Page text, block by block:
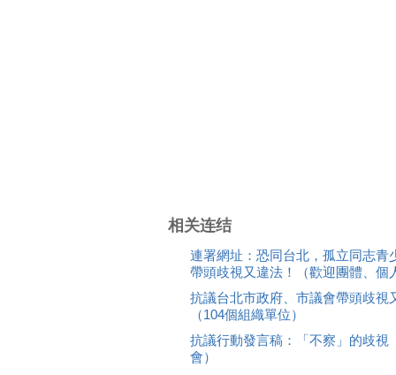
相关连结
連署網址：恐同台北，孤立同志青
帶頭歧視又違法！（歡迎團體、個
抗議台北市政府、市議會帶頭歧視
（104個組織單位）
抗議行動發言稿：「不察」的歧
會）